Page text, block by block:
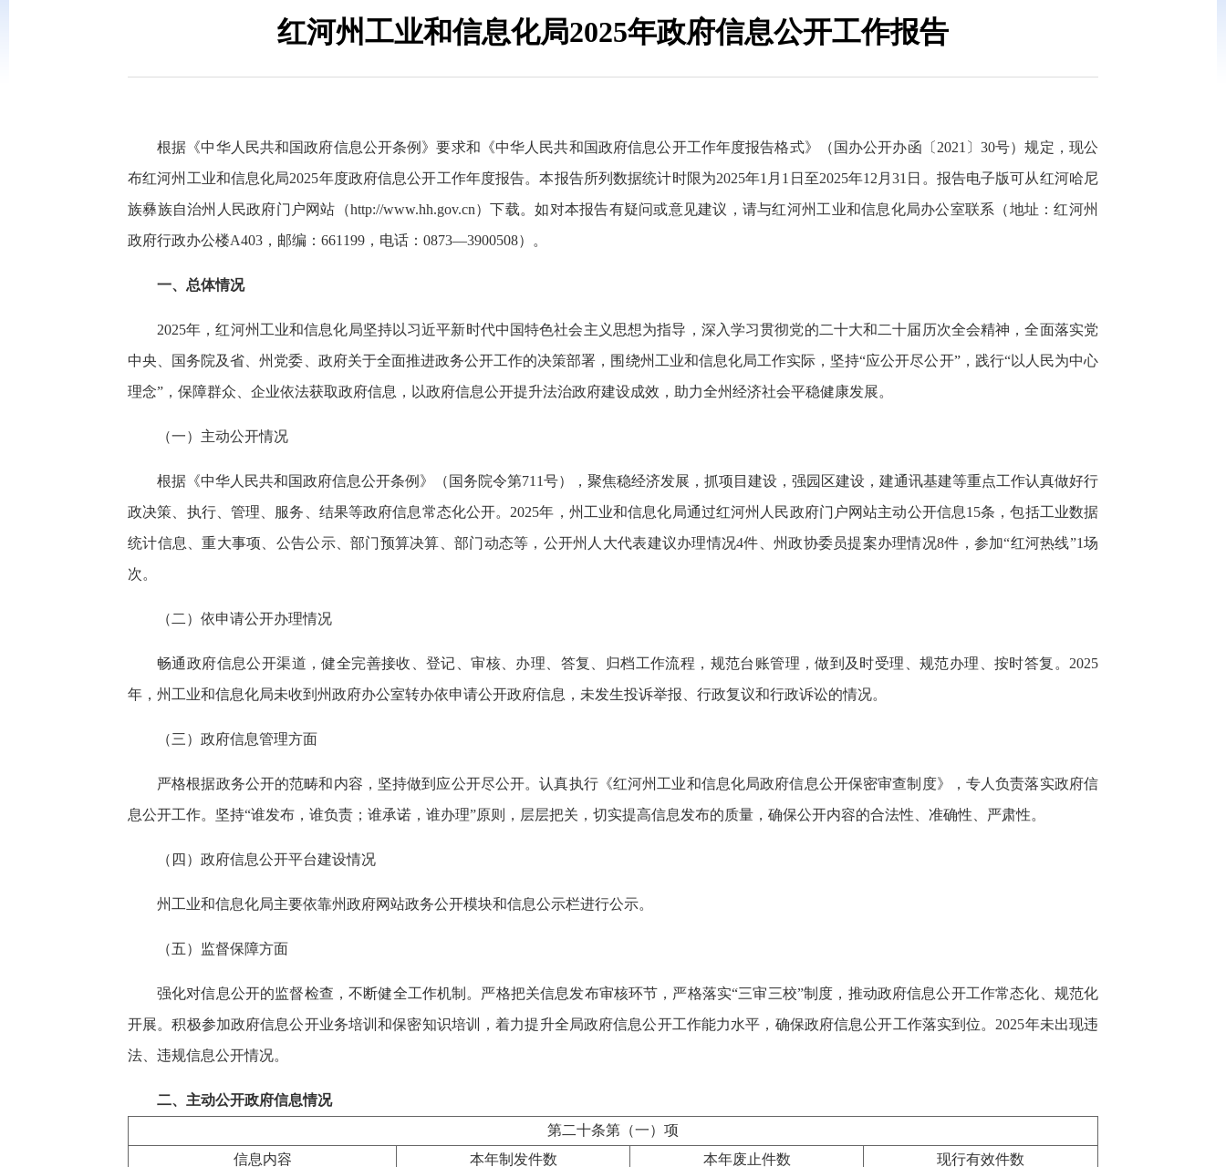
红河州工业和信息化局2025年政府信息公开工作报告
根据《中华人民共和国政府信息公开条例》要求和《中华人民共和国政府信息公开工作年度报告格式》（国办公开办函〔2021〕30号）规定，现公
布红河州工业和信息化局2025年度政府信息公开工作年度报告。本报告所列数据统计时限为2025年1月1日至2025年12月31日。报告电子版可从红河哈尼
族彝族自治州人民政府门户网站（http://www.hh.gov.cn）下载。如对本报告有疑问或意见建议，请与红河州工业和信息化局办公室联系（地址：红河州
政府行政办公楼A403，邮编：661199，电话：0873—3900508）。
一、总体情况
2025年，红河州工业和信息化局坚持以习近平新时代中国特色社会主义思想为指导，深入学习贯彻党的二十大和二十届历次全会精神，全面落实党
中央、国务院及省、州党委、政府关于全面推进政务公开工作的决策部署，围绕州工业和信息化局工作实际，坚持“应公开尽公开”，践行“以人民为中心
理念”，保障群众、企业依法获取政府信息，以政府信息公开提升法治政府建设成效，助力全州经济社会平稳健康发展。
（一）主动公开情况
根据《中华人民共和国政府信息公开条例》（国务院令第711号），聚焦稳经济发展，抓项目建设，强园区建设，建通讯基建等重点工作认真做好行
政决策、执行、管理、服务、结果等政府信息常态化公开。2025年，州工业和信息化局通过红河州人民政府门户网站主动公开信息15条，包括工业数据
统计信息、重大事项、公告公示、部门预算决算、部门动态等，公开州人大代表建议办理情况4件、州政协委员提案办理情况8件，参加“红河热线”1场
次。
（二）依申请公开办理情况
畅通政府信息公开渠道，健全完善接收、登记、审核、办理、答复、归档工作流程，规范台账管理，做到及时受理、规范办理、按时答复。2025
年，州工业和信息化局未收到州政府办公室转办依申请公开政府信息，未发生投诉举报、行政复议和行政诉讼的情况。
（三）政府信息管理方面
严格根据政务公开的范畴和内容，坚持做到应公开尽公开。认真执行《红河州工业和信息化局政府信息公开保密审查制度》，专人负责落实政府信
息公开工作。坚持“谁发布，谁负责；谁承诺，谁办理”原则，层层把关，切实提高信息发布的质量，确保公开内容的合法性、准确性、严肃性。
（四）政府信息公开平台建设情况
州工业和信息化局主要依靠州政府网站政务公开模块和信息公示栏进行公示。
（五）监督保障方面
强化对信息公开的监督检查，不断健全工作机制。严格把关信息发布审核环节，严格落实“三审三校”制度，推动政府信息公开工作常态化、规范化
开展。积极参加政府信息公开业务培训和保密知识培训，着力提升全局政府信息公开工作能力水平，确保政府信息公开工作落实到位。2025年未出现违
法、违规信息公开情况。
二、主动公开政府信息情况
第二十条第（一）项
信息内容
本年制发件数 本年废止件数
现行有效件数